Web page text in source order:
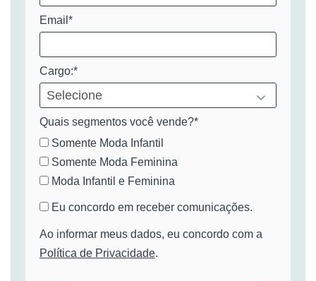
Email*
Cargo:*
Quais segmentos você vende?*
Somente Moda Infantil
Somente Moda Feminina
Moda Infantil e Feminina
Eu concordo em receber comunicações.
Ao informar meus dados, eu concordo com a
Política de Privacidade.